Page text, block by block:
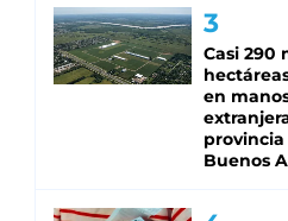
Casi 290
en
provincia
Buenos